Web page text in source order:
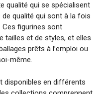
qualité qui se spécialisent
qualité qui sont à la fois
Ces figurines sont
tailles et de styles, et elles
prêts à l’emploi ou
même.
disponibles en différents